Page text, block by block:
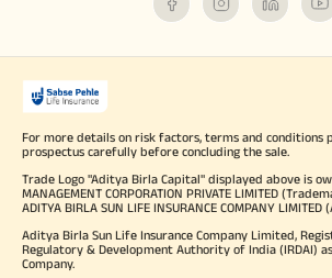
For more details on risk factors, terms and conditions
prospectus carefully before concluding the sale.
Trade Logo "Aditya Birla Capital" displayed above is
MANAGEMENT CORPORATION PRIVATE LIMITED
ADITYA BIRLA SUN LIFE INSURANCE COMPANY
Aditya Birla Sun Life Insurance Company Limited,
Regulatory & Development Authority of India (IRDAI)
Company.